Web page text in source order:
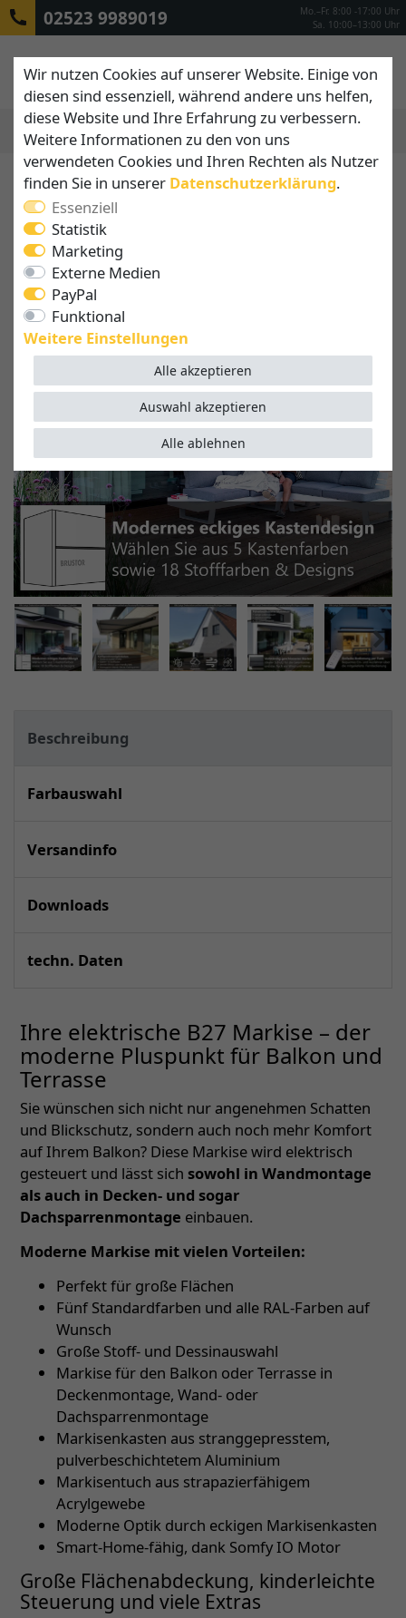
02523 9989019
Mo.–Fr. 8:00 -17:00 Uhr
Sa. 10:00–13:00 Uhr
Beschreibung
Farbauswahl
Versandinfo
Downloads
techn. Daten
Ihre elektrische B27 Markise – der
moderne Pluspunkt für Balkon und
Terrasse
Sie wünschen sich nicht nur angenehmen Schatten
und Blickschutz, sondern auch noch mehr Komfort
auf Ihrem Balkon? Diese Markise wird elektrisch
gesteuert und lässt sich sowohl in Wandmontage
als auch in Decken- und sogar
Dachsparrenmontage einbauen.
Moderne Markise mit vielen Vorteilen:
Perfekt für große Flächen
Fünf Standardfarben und alle RAL-Farben auf
Wunsch
Große Stoff- und Dessinauswahl
Markise für den Balkon oder Terrasse in
Deckenmontage, Wand- oder
Dachsparrenmontage
Markisenkasten aus stranggepresstem,
pulverbeschichtetem Aluminium
Markisentuch aus strapazierfähigem
Acrylgewebe
Moderne Optik durch eckigen Markisenkasten
Smart-Home-fähig, dank Somfy IO Motor
Große Flächenabdeckung, kinderleichte
Steuerung und viele Extras
Wir nutzen Cookies auf unserer Website. Einige von
diesen sind essenziell, während andere uns helfen,
diese Website und Ihre Erfahrung zu verbessern.
Weitere Informationen zu den von uns
verwendeten Cookies und Ihren Rechten als Nutzer
finden Sie in unserer Daten­schutz­erklärung.
Essenziell
Statistik
Marketing
Externe Medien
PayPal
Funktional
Weitere Einstellungen
Alle akzeptieren
Alle ablehnen
Auswahl akzeptieren